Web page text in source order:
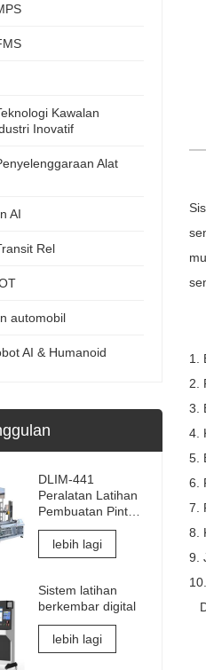
1.
2.
3.
4.
5.
6.
7.
8.
9.
Kawalan
Inovatif
Alat
AI
Rel
automobil
AI & Humanoid
DLIM-441
Peralatan Latihan
Pembuatan Pintar
Industri 4.0 Sistem
Latihan Makmal
Industri 4.0
lebih lagi
Sistem latihan
berkembar digital
lebih lagi